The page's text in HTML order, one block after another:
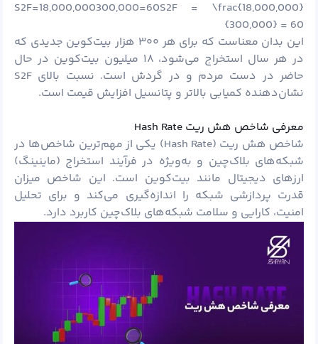
S2F=18,000,000300,000=60S2F = \frac{18,000,000}
{300,000} = 60
این بدان معناست که برای هر ۳۰۰ هزار بیت‌کوین جدیدی که
در هر سال استخراج می‌شود، ۱۸ میلیون بیت‌کوین در حال
حاضر در دست مردم و در گردش است. نسبت بالای S2F
نشان‌دهنده کمیابی بالاتر و پتانسیل افزایش قیمت است.
معرفی شاخص هش ریت Hash Rate
شاخص هش ریت (Hash Rate) یکی از مهم‌ترین شاخص‌ها در
شبکه‌های بلاک‌چین و به‌ویژه در فرآیند استخراج (ماینینگ)
ارزهای دیجیتال مانند بیت‌کوین است. این شاخص میزان
قدرت پردازشی شبکه را اندازه‌گیری می‌کند و برای تحلیل
امنیت، کارایی و سلامت شبکه‌های بلاک‌چین کاربرد دارد.